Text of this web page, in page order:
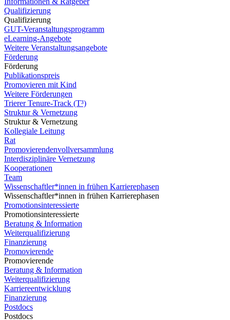
Qualifizierung
Qualifizierung
GUT-Veranstaltungsprogramm
eLearning-Angebote
Weitere Veranstaltungsangebote
Förderung
Förderung
Publikationspreis
Promovieren mit Kind
Weitere Förderungen
Trierer Tenure-Track (T³)
Struktur & Vernetzung
Struktur & Vernetzung
Kollegiale Leitung
Rat
Promovierendenvollversammlung
Interdisziplinäre Vernetzung
Kooperationen
Team
Wissenschaftler*innen in frühen Karrierephasen
Wissenschaftler*innen in frühen Karrierephasen
Promotionsinteressierte
Promotionsinteressierte
Beratung & Information
Weiterqualifizierung
Finanzierung
Promovierende
Promovierende
Beratung & Information
Weiterqualifizierung
Karriereentwicklung
Finanzierung
Postdocs
Postdocs